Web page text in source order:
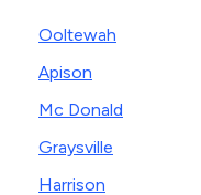
Ooltewah
Apison
Mc Donald
Graysville
Harrison